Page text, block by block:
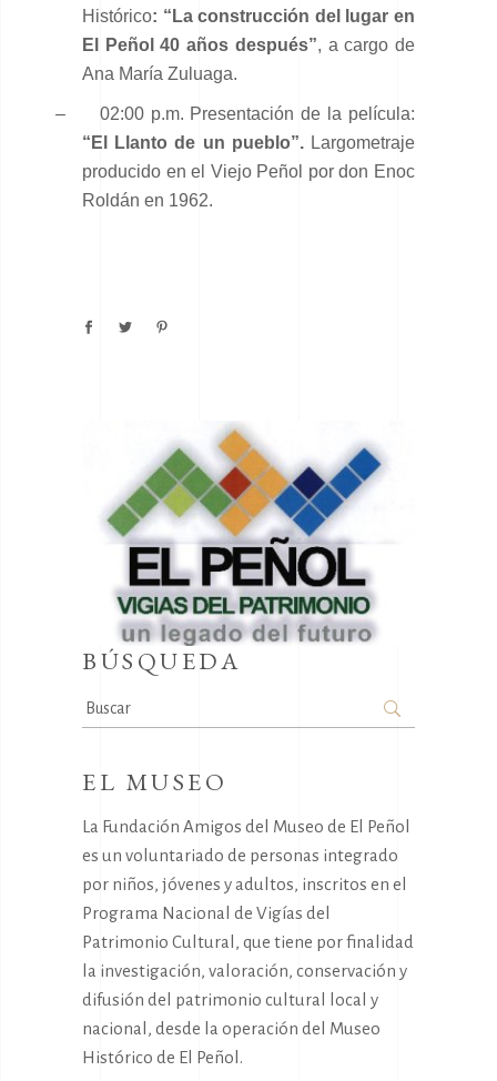
Histórico: “La construcción del lugar en
El Peñol 40 años después”, a cargo de
Ana María Zuluaga.
–
02:00 p.m. Presentación de la película:
“El Llanto de un pueblo”.Largometraje
producido en el Viejo Peñol por don Enoc
Roldán en 1962.
BÚSQUEDA
Search
for:
EL MUSEO
La Fundación Amigos del Museo de El Peñol
es un voluntariado de personas integrado
por niños, jóvenes y adultos, inscritos en el
Programa Nacional de Vigías del
Patrimonio Cultural, que tiene por finalidad
la investigación, valoración, conservación y
difusión del patrimonio cultural local y
nacional, desde la operación del Museo
Histórico de El Peñol.